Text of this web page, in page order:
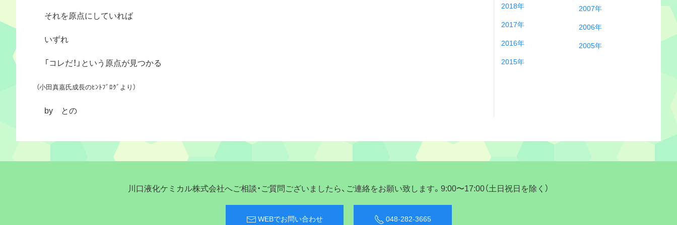
それを原点にしていれば
いずれ
「コレだ！」という原点が見つかる
（小田真嘉氏成長のﾋﾝﾄﾌﾞﾛｸﾞより）
by との
2018年
2017年
2016年
2015年
2007年
2006年
2005年
川口液化ケミカル株式会社へご相談・ご質問ございましたら、ご連絡をお願い致します。9:00〜17:00（土日祝日を除く）
WEBでお問い合わせ 048-282-3665